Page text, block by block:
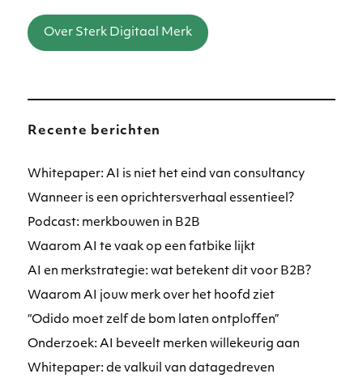
Over Sterk Digitaal Merk
Recente berichten
Whitepaper: AI is niet het eind van consultancy
Wanneer is een oprichtersverhaal essentieel?
Podcast: merkbouwen in B2B
Waarom AI te vaak op een fatbike lijkt
AI en merkstrategie: wat betekent dit voor B2B?
Waarom AI jouw merk over het hoofd ziet
“Odido moet zelf de bom laten ontploffen”
Onderzoek: AI beveelt merken willekeurig aan
Whitepaper: de valkuil van datagedreven